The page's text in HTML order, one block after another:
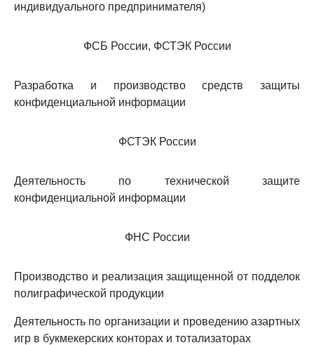
индивидуального предпринимателя)
ФСБ России, ФСТЭК России
Разработка и производство средств защиты
конфиденциальной информации
ФСТЭК России
Деятельность по технической защите
конфиденциальной информации
ФНС России
Производство и реализация защищенной от подделок
полиграфической продукции
Деятельность по организации и проведению азартных
игр в букмекерских конторах и тотализаторах